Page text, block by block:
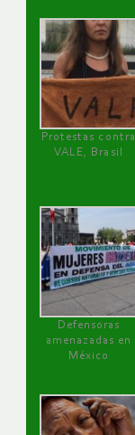
Protestas contra
VALE, Brasil
Defensoras
amenazadas en
México